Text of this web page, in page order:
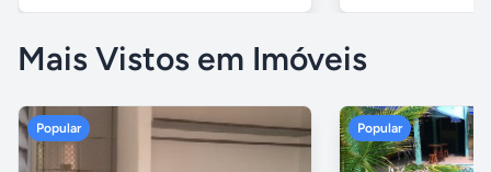
Mais Vistos em Imóveis
Popular Popular